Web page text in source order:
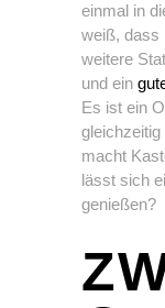
einmal in
weiß, dass
weitere
und ein
Es ist ein
macht
lässt sich
genießen?